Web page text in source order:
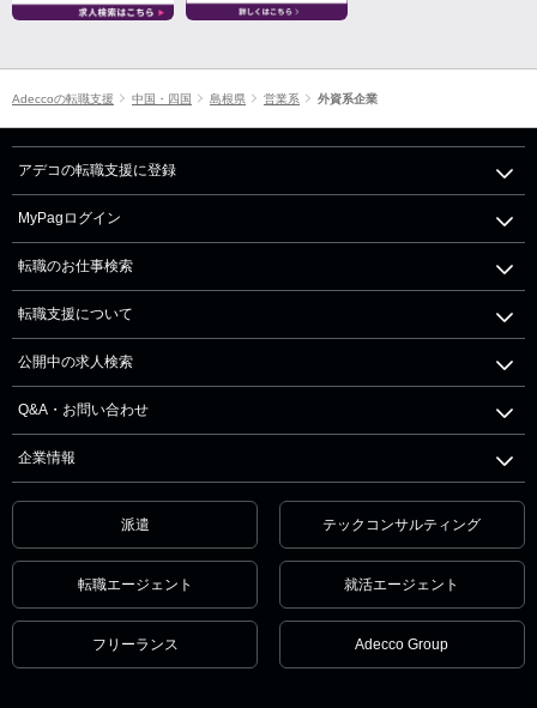
Adeccoの転職支援 中国・四国 島根県 営業系 外資系企業
アデコの転職支援に登録
MyPagログイン
転職のお仕事検索
転職支援について
公開中の求人検索
Q&A・お問い合わせ
企業情報
派遣 テックコンサルティング
転職エージェント 就活エージェント
フリーランス Adecco Group